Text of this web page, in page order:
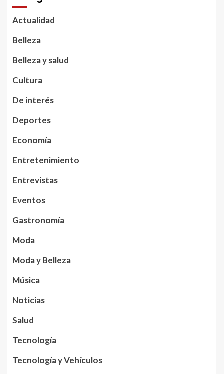
Actualidad
Belleza
Belleza y salud
Cultura
De interés
Deportes
Economía
Entretenimiento
Entrevistas
Eventos
Gastronomía
Moda
Moda y Belleza
Música
Noticias
Salud
Tecnología
Tecnología y Vehículos